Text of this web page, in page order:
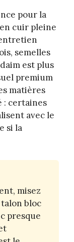
pour la
cuir pleine
semelles
est plus
premium
matières
: certaines
avec le
si la
misez
bloc
presque